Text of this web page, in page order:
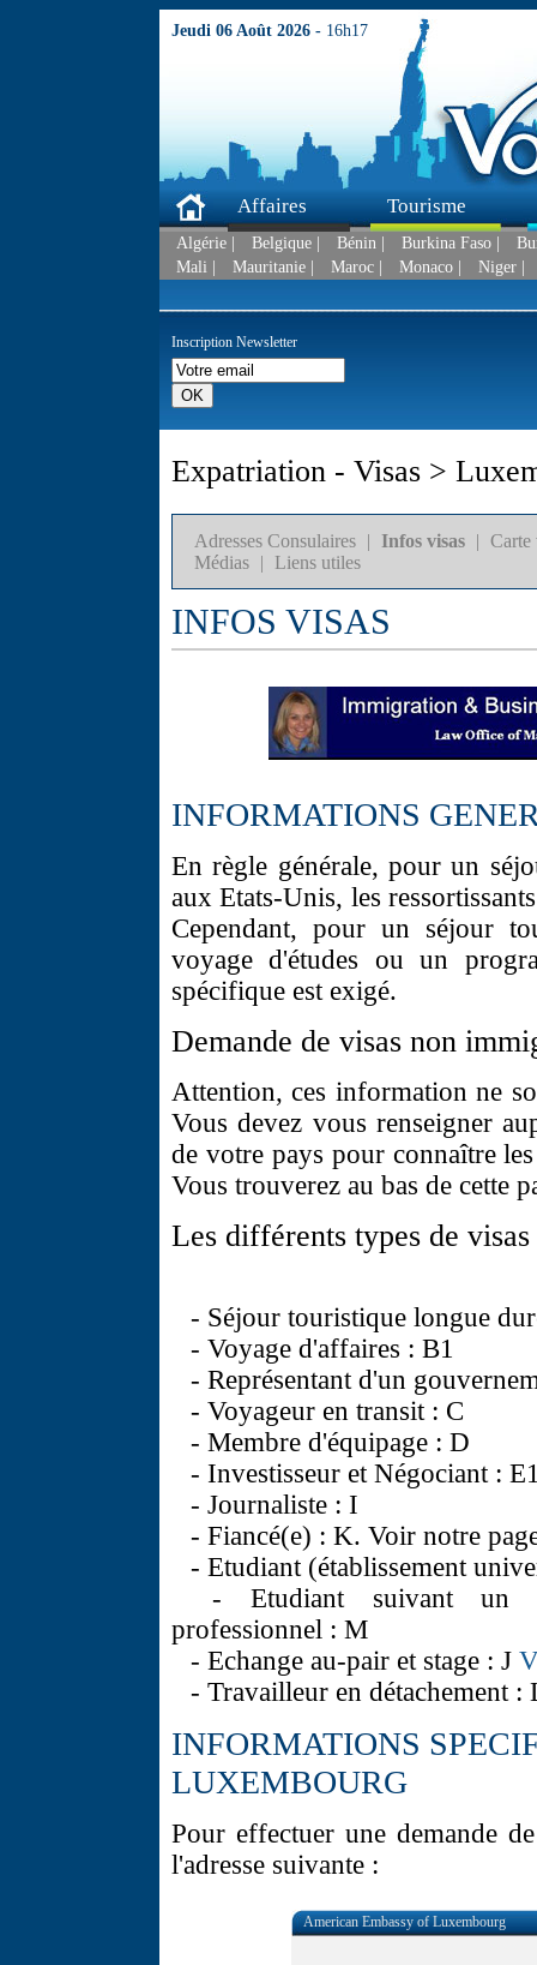
Jeudi 06 Août 2026 - 16h17
Affaires Tourisme
Algérie | Belgique | Bénin | Burkina Faso |
Mali |
Mauritanie | Maroc | Monaco | Niger |
Inscription Newsletter
Expatriation - Visas >
Adresses Consulaires | Infos visas | Carte
Médias
| Liens utiles
INFOS VISAS
INFORMATIONS
En règle générale, pour un
aux Etats-Unis, les
Cependant, pour un séjour
voyage d'études ou un
spécifique est exigé.
Demande de visas non
Attention, ces information ne
Vous devez vous renseigner
de votre pays pour connaître
Vous trouverez au bas de cette
Les différents types de visas
- Séjour touristique longue
- Voyage d'affaires : B1
- Représentant d'un
- Voyageur en transit : C
- Membre d'équipage : D
- Investisseur et Négociant :
- Journaliste : I
- Fiancé(e) : K. Voir notre
- Etudiant (établissement
- Etudiant suivant un
professionnel : M
- Echange au-pair et stage : J
- Travailleur en détachement :
INFORMATIONS
LUXEMBOURG
Pour effectuer une demande
l'adresse suivante :
American Embassy of Luxembourg